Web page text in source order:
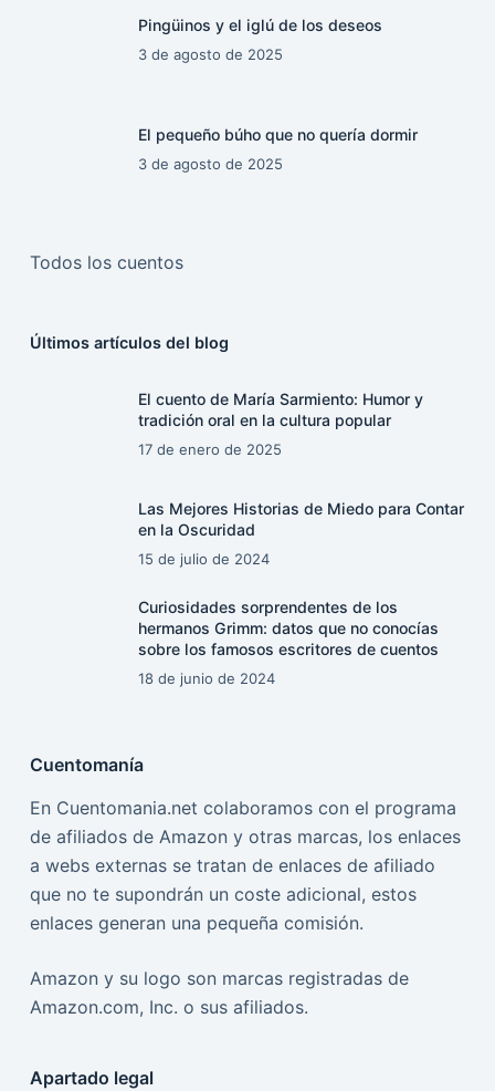
Pingüinos y el iglú de los deseos
3 de agosto de 2025
El pequeño búho que no quería dormir
3 de agosto de 2025
Todos los cuentos
Últimos artículos del blog
El cuento de María Sarmiento: Humor y
tradición oral en la cultura popular
17 de enero de 2025
Las Mejores Historias de Miedo para Contar
en la Oscuridad
15 de julio de 2024
Curiosidades sorprendentes de los
hermanos Grimm: datos que no conocías
sobre los famosos escritores de cuentos
18 de junio de 2024
Cuentomanía
En Cuentomania.net colaboramos con el programa
de afiliados de Amazon y otras marcas, los enlaces
a webs externas se tratan de enlaces de afiliado
que no te supondrán un coste adicional, estos
enlaces generan una pequeña comisión.
Amazon y su logo son marcas registradas de
Amazon.com, Inc. o sus afiliados.
Apartado legal